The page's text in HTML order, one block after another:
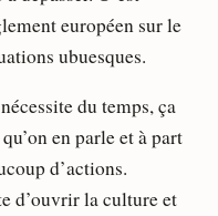
européen sur le
ubuesques.
du temps, ça
en parle et à part
d’actions.
d’ouvrir la culture et